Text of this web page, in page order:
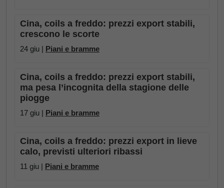
Cina, coils a freddo: prezzi export stabili,
crescono le scorte
24 giu | Piani e bramme
Cina, coils a freddo: prezzi export stabili,
ma pesa l’incognita della stagione delle
piogge
17 giu | Piani e bramme
Cina, coils a freddo: prezzi export in lieve
calo, previsti ulteriori ribassi
11 giu | Piani e bramme